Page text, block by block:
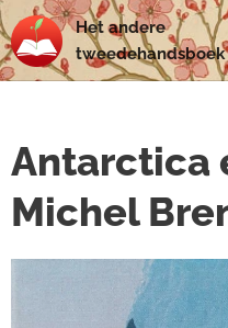
Hetandere
tweedehandsboek
Antarctica
Michel